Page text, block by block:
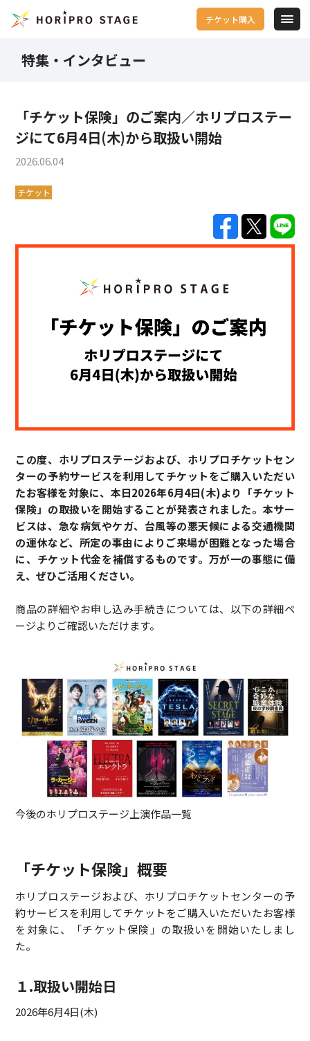
チケット購入
特集・インタビュー
「チケット保険」のご案内／ホリプロステー
ジにて6月4日(木)から取扱い開始
2026.06.04
チケット
この度、ホリプロステージおよび、ホリプロチケットセン
ターの予約サービスを利用してチケットをご購入いただい
たお客様を対象に、本日2026年6月4日(木)より「チケット
保険」の取扱いを開始することが発表されました。本サー
ビスは、急な病気やケガ、台風等の悪天候による交通機関
の運休など、所定の事由によりご来場が困難となった場合
に、チケット代金を補償するものです。万が一の事態に備
え、ぜひご活用ください。
商品の詳細やお申し込み手続きについては、以下の詳細ペ
ージよりご確認いただけます。
今後のホリプロステージ上演作品一覧
「チケット保険」概要
ホリプロステージおよび、ホリプロチケットセンターの予
約サービスを利用してチケットをご購入いただいたお客様
を対象に、「チケット保険」の取扱いを開始いたしまし
た。
１.取扱い開始日
2026年6月4日(木)